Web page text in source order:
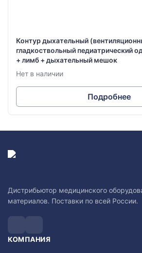
Контур дыхательный
гладкоствольный педиатрический
+ лимб + дыхательный мешок
Нет в наличии
Подробнее
Дистрибьютор медицинского
материалов. Поставки по всей России.
КОМПАНИЯ